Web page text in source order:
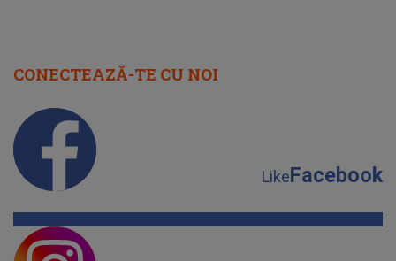
CONECTEAZĂ-TE CU NOI
LikeFacebook